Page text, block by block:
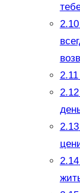
2.10
2.11
2.12
2.13
2.14